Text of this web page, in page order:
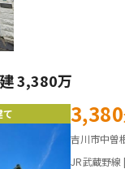
3,380万
て 3,380
吉川市中曽
JR武蔵野線